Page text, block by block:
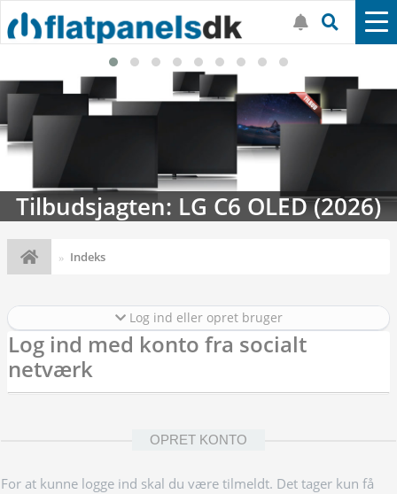
Tilbudsjagten: LG C6 OLED (2026)
Indeks
Log ind eller opret bruger
Log ind med konto fra socialt
netværk
OPRET KONTO
For at kunne logge ind skal du være tilmeldt. Det tager kun få